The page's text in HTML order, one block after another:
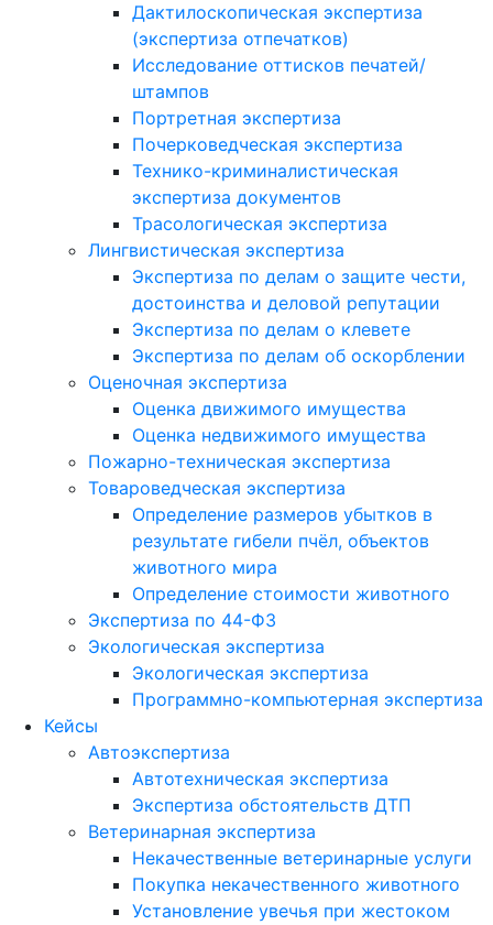
Дактилоскопическая экспертиза
(экспертиза отпечатков)
Исследование оттисков печатей/
штампов
Портретная экспертиза
Почерковедческая экспертиза
Технико-криминалистическая
экспертиза документов
Трасологическая экспертиза
Лингвистическая экспертиза
Экспертиза по делам о защите чести,
достоинства и деловой репутации
Экспертиза по делам о клевете
Экспертиза по делам об оскорблении
Оценочная экспертиза
Оценка движимого имущества
Оценка недвижимого имущества
Пожарно-техническая экспертиза
Товароведческая экспертиза
Определение размеров убытков в
результате гибели пчёл, объектов
животного мира
Определение стоимости животного
Экспертиза по 44-ФЗ
Экологическая экспертиза
Экологическая экспертиза
Программно-компьютерная экспертиза
Кейсы
Автоэкспертиза
Автотехническая экспертиза
Экспертиза обстоятельств ДТП
Ветеринарная экспертиза
Некачественные ветеринарные услуги
Покупка некачественного животного
Установление увечья при жестоком